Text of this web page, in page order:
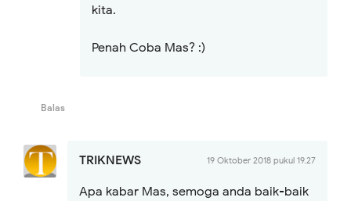
kita.
Penah Coba Mas? :)
Balas
TRIKNEWS 19 Oktober 2018 pukul 19.27
Apa kabar Mas, semoga anda baik-baik